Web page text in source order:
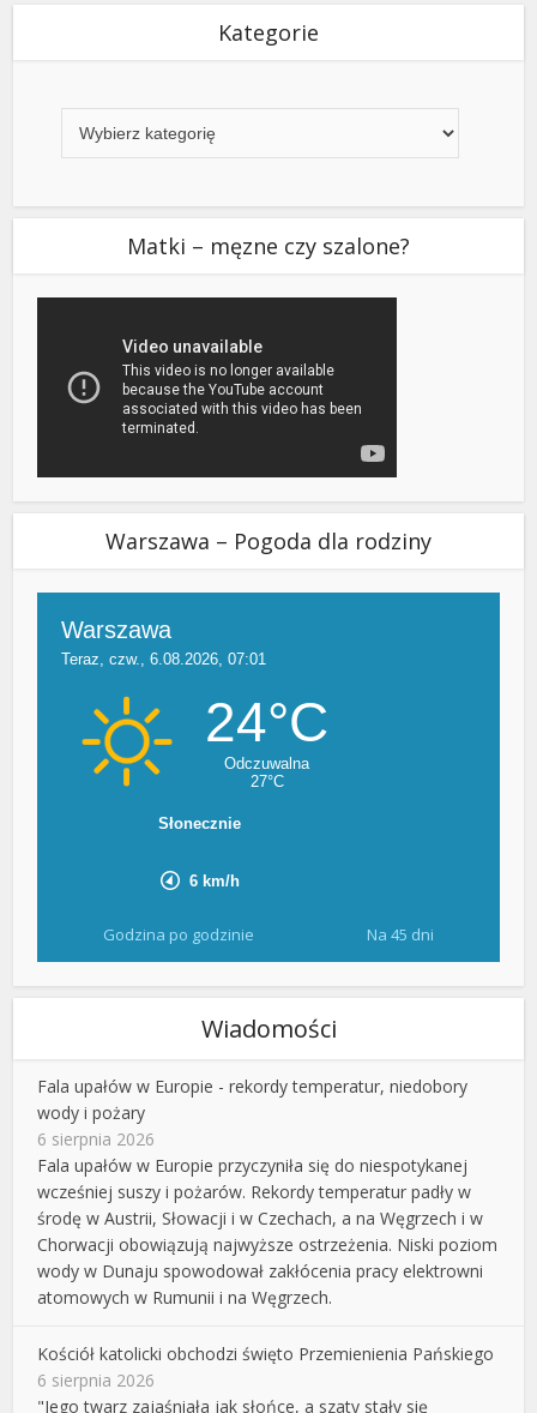
Kategorie
Matki – męzne czy szalone?
Warszawa – Pogoda dla rodziny
Godzina po godzinie Na 45 dni
Wiadomości
Fala upałów w Europie - rekordy temperatur, niedobory
wody i pożary
6 sierpnia 2026
Fala upałów w Europie przyczyniła się do niespotykanej
wcześniej suszy i pożarów. Rekordy temperatur padły w
środę w Austrii, Słowacji i w Czechach, a na Węgrzech i w
Chorwacji obowiązują najwyższe ostrzeżenia. Niski poziom
wody w Dunaju spowodował zakłócenia pracy elektrowni
atomowych w Rumunii i na Węgrzech.
Kościół katolicki obchodzi święto Przemienienia Pańskiego
6 sierpnia 2026
"Jego twarz zajaśniała jak słońce, a szaty stały się